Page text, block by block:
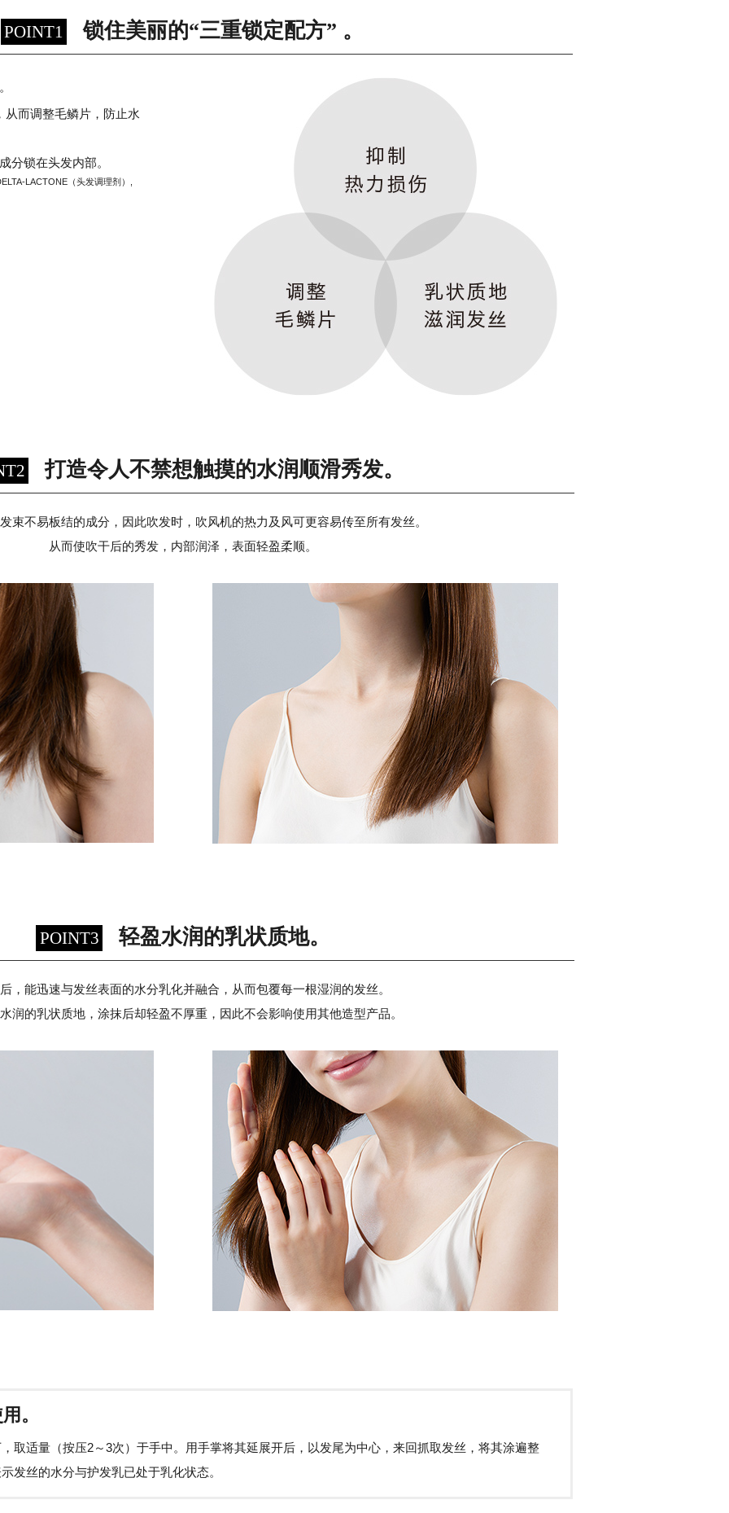
POINT1 锁住美丽的“三重锁定配方” 。
从而调整毛鳞片，防止水
分锁在头发内部。
LACTONE（头发调理剂）,
打造令人不禁想触摸的水润顺滑秀发。
束不易板结的成分，因此吹发时，吹风机的热力及风可更容易传至所有发丝。
从而使吹干后的秀发，内部润泽，表面轻盈柔顺。
POINT3 轻盈水润的乳状质地。
，能迅速与发丝表面的水分乳化并融合，从而包覆每一根湿润的发丝。
润的乳状质地，涂抹后却轻盈不厚重，因此不会影响使用其他造型产品。
。
取适量（按压2～3次）于手中。用手掌将其延展开后，以发尾为中心，来回抓取发丝，将其涂遍整
发丝的水分与护发乳已处于乳化状态。